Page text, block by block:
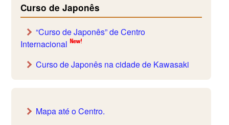
Curso de Japonês
“Curso de Japonês” de Centro
Internacional
Curso de Japonês na cidade de Kawasaki
Mapa até o Centro.